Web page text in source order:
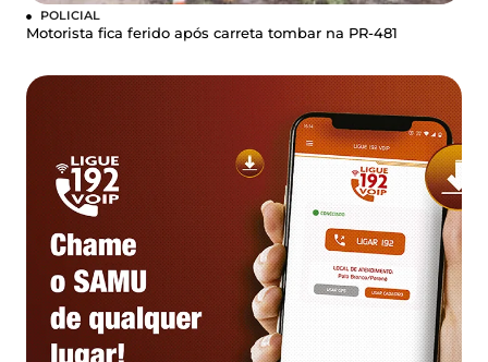
POLICIAL
Motorista fica ferido após carreta tombar na PR-481